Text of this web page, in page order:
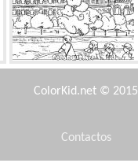
isla Ellis
ColorKid.net © 2015
Contactos